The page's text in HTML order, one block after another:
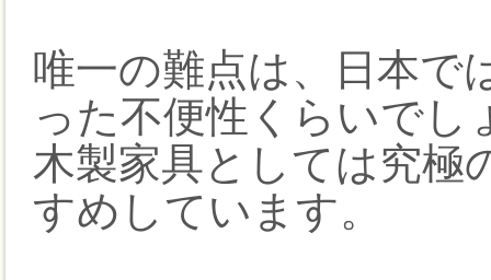
唯一の難点は、日本で
った不便性くらいでし
木製家具としては究極
すめしています。